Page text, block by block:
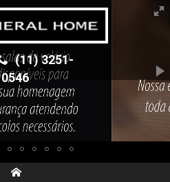
(11) 3251-
0546